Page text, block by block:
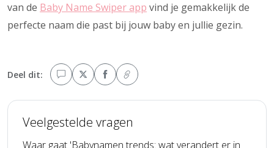
van de Baby Name Swiper app vind je gemakkelijk de
perfecte naam die past bij jouw baby en jullie gezin.
Deel dit:
Veelgestelde vragen
Waar gaat 'Babynamen trends: wat verandert er in